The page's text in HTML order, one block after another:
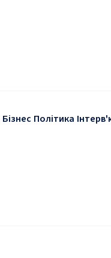
Бізнес Політика